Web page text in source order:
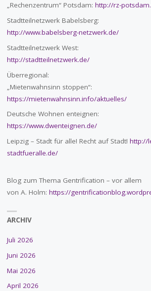
„Rechenzentrum“ Potsdam: http://rz-
Stadtteilnetzwerk Babelsberg:
http://www.babelsberg-netzwerk.de/
Stadtteilnetzwerk West:
http://stadtteilnetzwerk.de/
Überregional:
„Mietenwahnsinn stoppen“:
https://mietenwahnsinn.info/aktuelles/
Deutsche Wohnen enteignen:
https://www.dwenteignen.de/
Leipzig – Stadt für alle! Recht auf Stadt! http://
stadtfueralle.de/
Blog zum Thema Gentrification – vor allem
von A. Holm: https://
ARCHIV
Juli 2026
Juni 2026
Mai 2026
April 2026